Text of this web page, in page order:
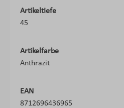
Artikeltiefe
45
Artikelfarbe
Anthrazit
EAN
8712696436965